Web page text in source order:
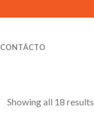
CONTÁCTO
Showing all 18 results